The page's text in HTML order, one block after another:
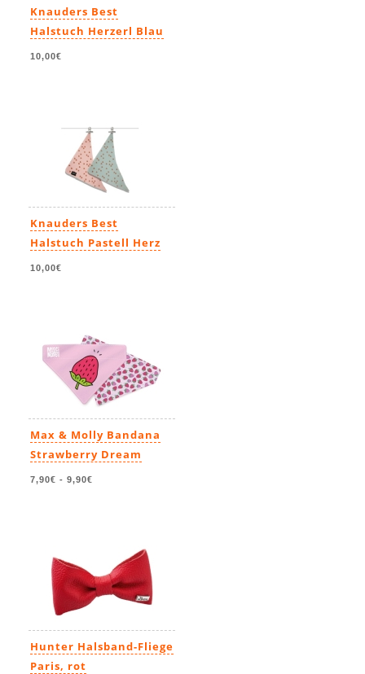
Knauders Best
Halstuch Herzerl Blau
10,00€
Knauders Best
Halstuch Pastell Herz
10,00€
Max & Molly Bandana
Strawberry Dream
7,90€ - 9,90€
Hunter Halsband-Fliege
Paris, rot